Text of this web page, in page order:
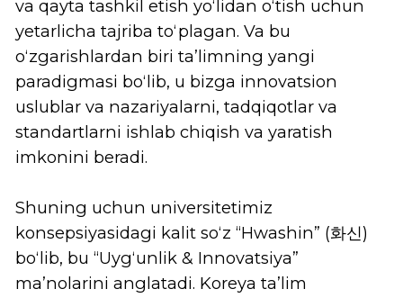
Lee, Seungheon
menejmenti kafedrasi mudiri